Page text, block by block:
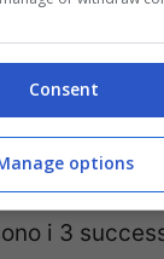
più belle
in casa
i 3
Consent
options